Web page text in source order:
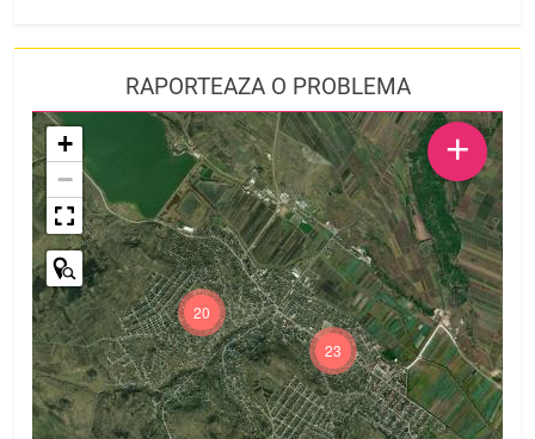
RAPORTEAZA O PROBLEMA
23
20
+
−
+